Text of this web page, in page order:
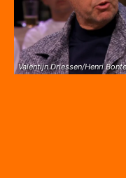
Valentijn Driessen/Henri